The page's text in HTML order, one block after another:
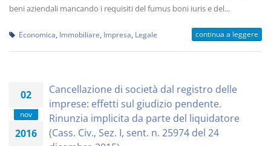
beni aziendali mancando i requisiti del fumus boni iuris e del...
Economica Immobiliare Impresa Legale continua a leggere
02
nov
2016
Cancellazione di società dal registro delle
imprese: effetti sul giudizio pendente.
Rinunzia implicita da parte del liquidatore
(Cass. Civ., Sez. I, sent. n. 25974 del 24